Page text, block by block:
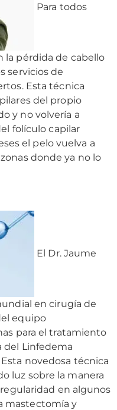
Para todos
la pérdida de cabello
servicios de
Esta técnica
del propio
y no volvería a
folículo capilar
el pelo vuelva a
donde ya no lo
El Dr. Jaume
en cirugía de
equipo
para el tratamiento
del Linfedema
novedosa técnica
luz sobre la manera
en algunos
mastectomía y